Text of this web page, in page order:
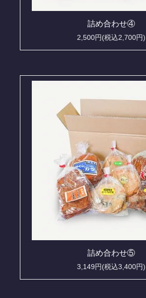
詰め合わせ④
2,500円(税込2,700円)
詰め合わせ⑤
3,149円(税込3,400円)